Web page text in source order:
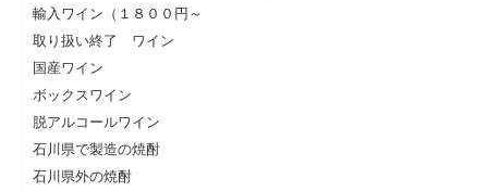
輸入ワイン（１８００円～
取り扱い終了 ワイン
国産ワイン
ボックスワイン
脱アルコールワイン
石川県で製造の焼酎
石川県外の焼酎